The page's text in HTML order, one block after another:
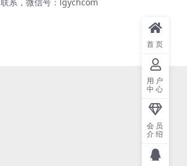
联系，微信号：lgychcom
首页
用户
中心
会员
介绍